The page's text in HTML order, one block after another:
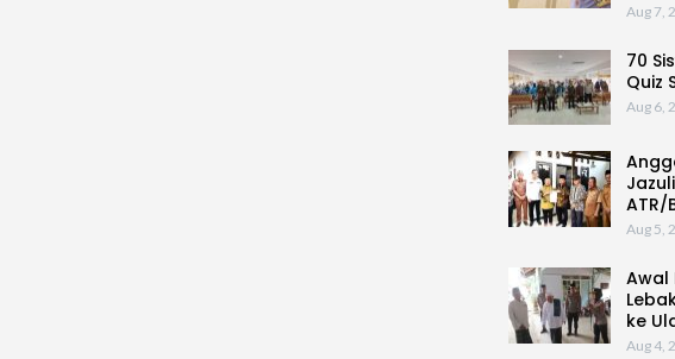
Aug 7,
70
Quiz
Aug 6,
ATR/
Aug 5,
Awal
ke
Aug 4,